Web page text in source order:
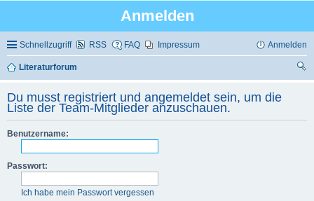
Anmelden
Schnellzugriff RSS FAQ Impressum Anmelden
Literaturforum
Du musst registriert und angemeldet sein, um die
Liste der Team-Mitglieder anzuschauen.
Benutzername:
Passwort:
Ich habe mein Passwort vergessen